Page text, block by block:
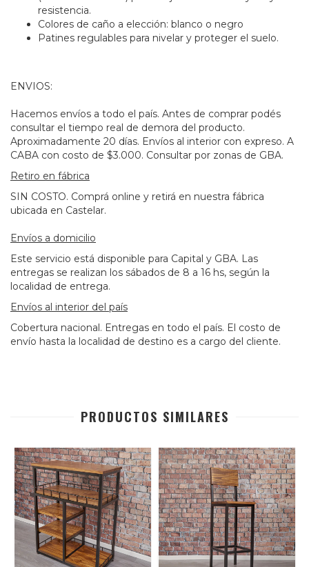
resistencia.
Colores de caño a elección: blanco o negro
Patines regulables para nivelar y proteger el suelo.
ENVIOS:
Hacemos envíos a todo el país. Antes de comprar podés
consultar el tiempo real de demora del producto.
Aproximadamente 20 días. Envíos al interior con expreso. A
CABA con costo de $3.000. Consultar por zonas de GBA.
Retiro en fábrica
SIN COSTO. Comprá online y retirá en nuestra fábrica
ubicada en Castelar.
Envíos a domicilio
Este servicio está disponible para Capital y GBA. Las
entregas se realizan los sábados de 8 a 16 hs, según la
localidad de entrega.
Envíos al interior del país
Cobertura nacional. Entregas en todo el país. El costo de
envío hasta la localidad de destino es a cargo del cliente.
PRODUCTOS SIMILARES